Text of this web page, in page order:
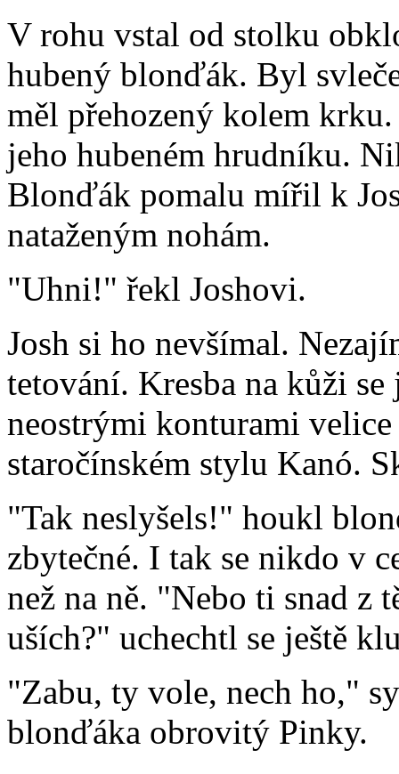
V rohu vstal od stolku
hubený blonďák. Byl
měl přehozený kolem
jeho hubeném hrudníku.
Blonďák pomalu mířil k
nataženým nohám.
"Uhni!" řekl Joshovi.
Josh si ho nevšímal.
tetování. Kresba na kůži
neostrými konturami
staročínském stylu Kanó.
"Tak neslyšels!" houkl
zbytečné. I tak se nikdo v
než na ně. "Nebo ti snad z
uších?" uchechtl se ještě
"Zabu, ty vole, nech ho,"
blonďáka obrovitý Pinky.